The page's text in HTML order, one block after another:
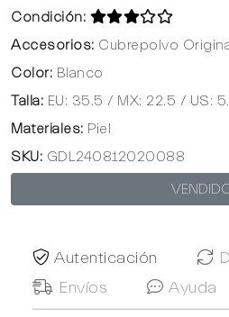
Condición:
Accesorios: Cubrepolvo
Color: Blanco
Talla: EU: 35.5 / MX: 22.5 / US:
Materiales: Piel
SKU: GDL240812020088
Autenticación
Envíos
Ayuda